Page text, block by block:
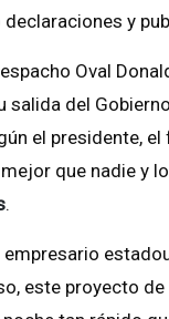
y
Oval
salida del
el presidente,
que nadie y
.
empresario
este proyecto